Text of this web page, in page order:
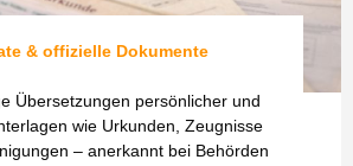
& offizielle Dokumente
Übersetzungen persönlicher und
wie Urkunden, Zeugnisse
– anerkannt bei Behörden